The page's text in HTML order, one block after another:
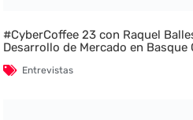
#CyberCoffee 23 con Raquel
Desarrollo de Mercado en
Entrevistas